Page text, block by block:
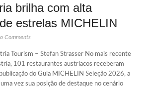
brilha com alta
estrelas MICHELIN
Comments
Tourism – Stefan Strasser No mais recente
101 restaurantes austríacos receberam
do Guia MICHELIN Seleção 2026, a
vez sua posição de destaque no cenário